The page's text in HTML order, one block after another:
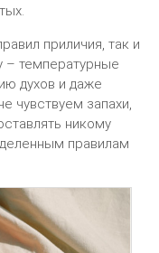
приличия, так и
– температурные
духов и даже
чувствуем запахи,
никому
правилам